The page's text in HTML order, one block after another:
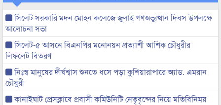
সিলেট সরকারি মদন মোহন কলেজে জুলাই গণঅভ্যুত্থান দিবস উপলক্ষে
আলোচনা সভা
সিলেট-৫ আসনে বিএনপির মনোনয়ন প্রত্যাশী আশিক চৌধুরীর
লিফলেট বিতরণ
নিঃস্ব মানুষের দীর্ঘশ্বাস শুনতে ধসে পড়া কুশিয়ারাপারে অ্যাড. এমরান
চৌধুরী
কানাইঘাট প্রেসক্লাবে প্রবাসী কমিউনিটি নেতৃবৃন্দের নিয়ে মতিবিনিময়